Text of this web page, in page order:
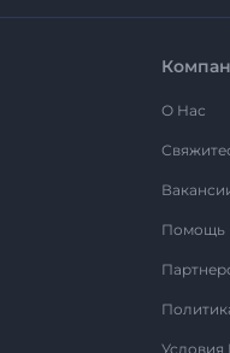
О Нас
Помощь